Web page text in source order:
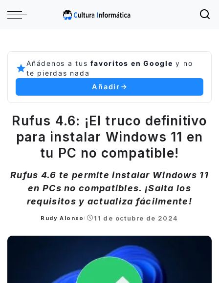
Añádenos a tusfavoritos en Google y no
te pierdas nada
Añadir
Rufus 4.6: ¡El truco definitivo
para instalar Windows 11 en
tu PC no compatible!
Rufus 4.6 te permite instalar Windows 11
en PCs no compatibles. ¡Salta los
requisitos y actualiza fácilmente!
Posted
Rudy Alonso 11 de octubre de 2024